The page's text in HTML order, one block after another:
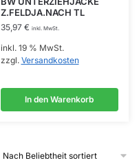
Z.FELDJA.NACH TL
35,97 € inkl. MwSt.
inkl. 19 % MwSt.
zzgl. Versandkosten
In den Warenkorb